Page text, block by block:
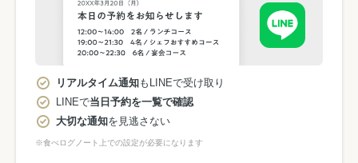
リアルタイム通知もLINEで受け取り
LINEで当日予約を一覧で確認
大切な通知を見逃さない
※食べログノート上での設定が必要になります